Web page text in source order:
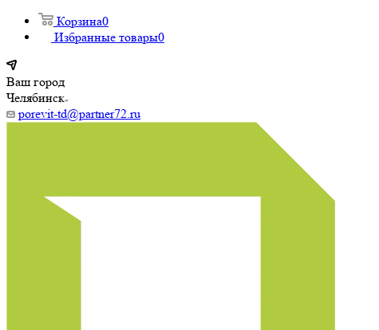
Корзина0
Избранные товары0
Ваш город
Челябинск
porevit-td@partner72.ru